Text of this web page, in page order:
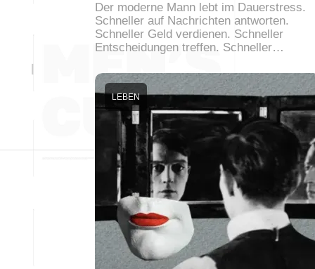
Der moderne Mann lebt im Dauerstress.
Schneller auf Nachrichten antworten.
Schneller Geld verdienen. Schneller
Entscheidungen treffen. Schneller…
LEBEN